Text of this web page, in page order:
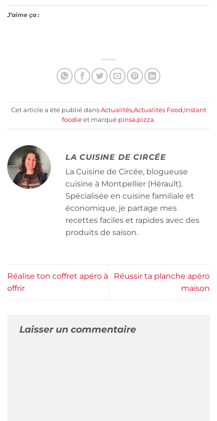
J’aime ça :
Cet article a été publié dans Actualités,Actualités Food,Instant
foodieet marqué pinsa,pizza.
LA CUISINE DE CIRCÉE
La Cuisine de Circée, blogueuse
cuisine à Montpellier (Hérault).
Spécialisée en cuisine familiale et
économique, je partage mes
recettes faciles et rapides avec des
produits de saison.
Réalise ton coffret apéro à
offrir
Réussir ta planche apéro
maison
Laisser un commentaire